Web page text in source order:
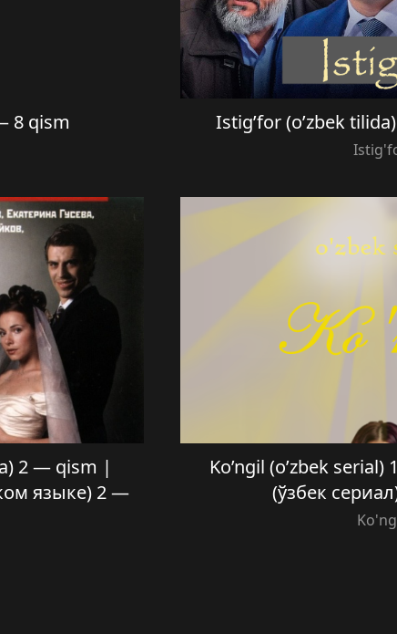
8 qism Istig’for (o’zbek
2 — qism |
языке) 2 —
Ko’ngil (o’zbek
(ўзбек